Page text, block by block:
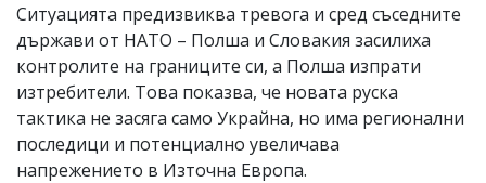
Ситуацията предизвиква тревога и сред съседните
държави от НАТО – Полша и Словакия засилиха
контролите на границите си, а Полша изпрати
изтребители. Това показва, че новата руска
тактика не засяга само Украйна, но има регионални
последици и потенциално увеличава
напрежението в Източна Европа.